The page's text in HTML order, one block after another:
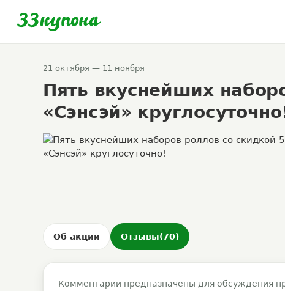
21 октября — 11 ноября
Пять вкуснейших
«Сэнсэй»
Об акции Отзывы(70)
Комментарии предназначены для обсуждения